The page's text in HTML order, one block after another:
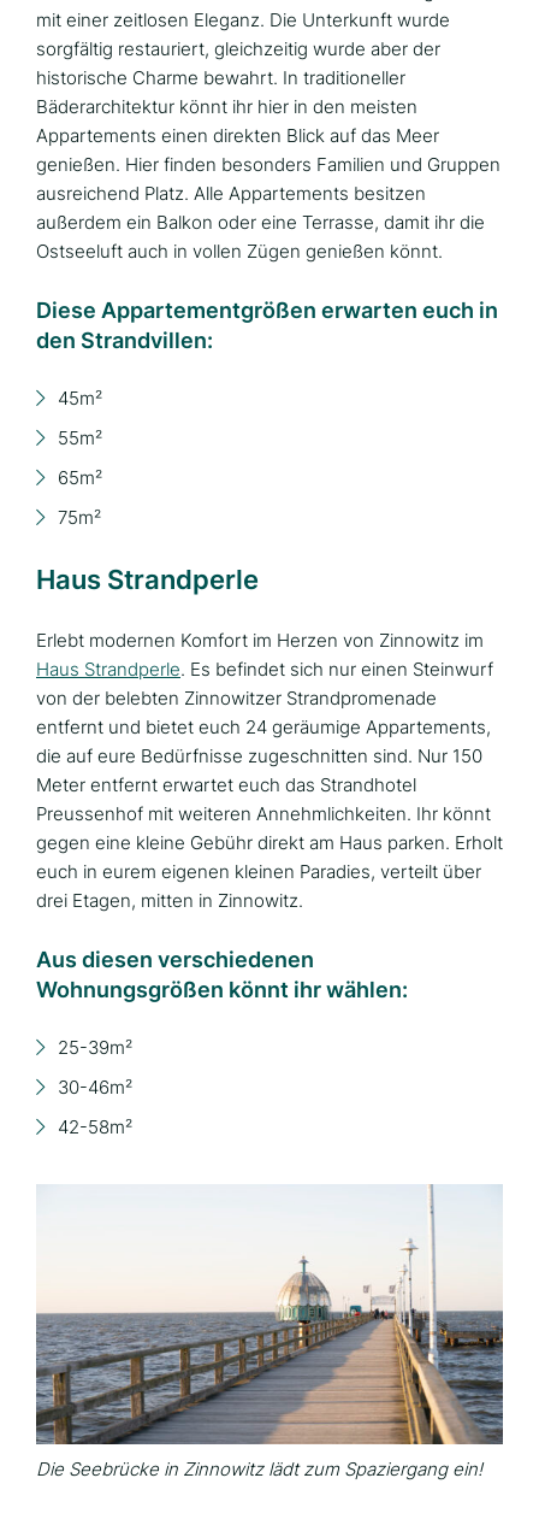
mit einer zeitlosen Eleganz. Die Unterkunft wurde
sorgfältig restauriert, gleichzeitig wurde aber der
historische Charme bewahrt. In traditioneller
Bäderarchitektur könnt ihr hier in den meisten
Appartements einen direkten Blick auf das Meer
genießen. Hier finden besonders Familien und Gruppen
ausreichend Platz. Alle Appartements besitzen
außerdem ein Balkon oder eine Terrasse, damit ihr die
Ostseeluft auch in vollen Zügen genießen könnt.
Diese Appartementgrößen erwarten euch in
den Strandvillen:
45m²
55m²
65m²
75m²
Haus Strandperle
Erlebt modernen Komfort im Herzen von Zinnowitz im
Haus Strandperle. Es befindet sich nur einen Steinwurf
von der belebten Zinnowitzer Strandpromenade
entfernt und bietet euch 24 geräumige Appartements,
die auf eure Bedürfnisse zugeschnitten sind. Nur 150
Meter entfernt erwartet euch das Strandhotel
Preussenhof mit weiteren Annehmlichkeiten. Ihr könnt
gegen eine kleine Gebühr direkt am Haus parken. Erholt
euch in eurem eigenen kleinen Paradies, verteilt über
drei Etagen, mitten in Zinnowitz.
Aus diesen verschiedenen
Wohnungsgrößen könnt ihr wählen:
25-39m²
30-46m²
42-58m²
Die Seebrücke in Zinnowitz lädt zum Spaziergang ein!